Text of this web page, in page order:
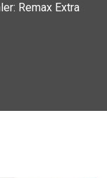
Remax Extra